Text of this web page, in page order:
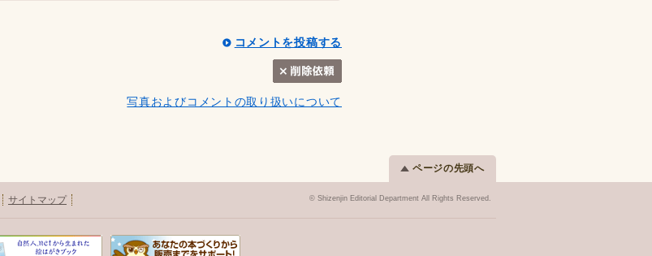
コメントを投稿する
写真およびコメントの取り扱いについて
ページの先頭へ
サイトマップ © Shizenjin Editorial Department All Rights Reserved.